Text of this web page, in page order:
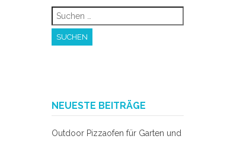
Suchen
nach:
NEUESTE BEITRÄGE
Outdoor Pizzaofen für Garten und